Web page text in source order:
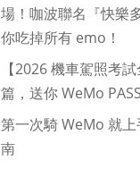
場！咖波聯名『快樂
你吃掉所有 emo！
【2026 機車駕照考
篇，送你 WeMo
第一次騎 WeMo 就
南